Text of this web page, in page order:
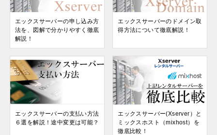
エックスサーバーの申し込み方
法を、図解で分かりやすく徹底
解説！
エックスサーバーのドメイン取
得方法について徹底解説！
エックスサーバーの支払い方法
６選を解説！途中変更は可能？
エックスサーバー(Xserver）と
ミックスホスト（mixhost）を
徹底比較！